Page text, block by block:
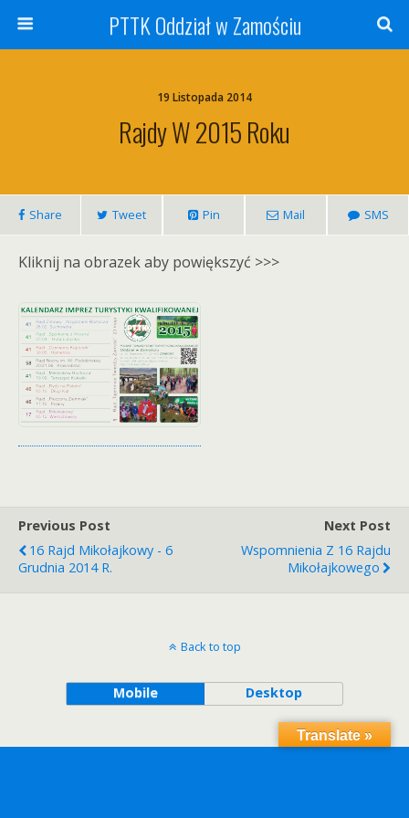
PTTK Oddział w Zamościu
19 Listopada 2014
Rajdy W 2015 Roku
Share Tweet Pin Mail SMS
Kliknij na obrazek aby powiększyć >>>
Previous Post
16 Rajd Mikołajkowy - 6
Grudnia 2014 R.
Next Post
Wspomnienia Z 16 Rajdu
Mikołajkowego
Back to top
Mobile Desktop
Translate »